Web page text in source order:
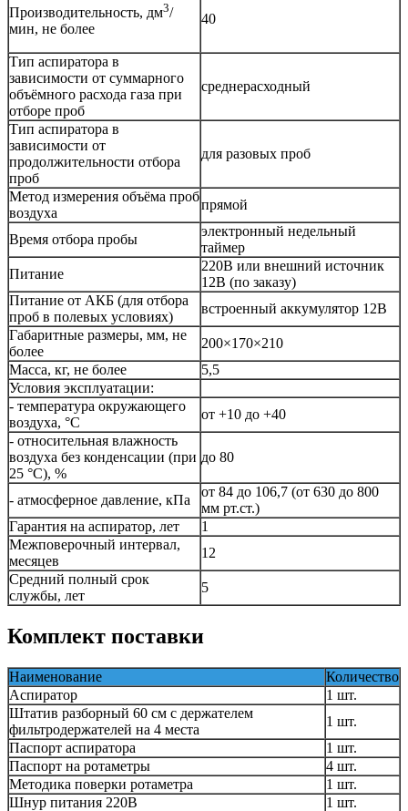
Производительность, дм3/
мин, не более
40
Тип аспиратора в
зависимости от суммарного
объёмного расхода газа при
отборе проб
среднерасходный
Тип аспиратора в
зависимости от
продолжительности отбора
проб
для разовых проб
Метод измерения объёма проб
воздуха
прямой
Время отбора пробы
электронный недельный
таймер
Питание
220В или внешний источник
12В (по заказу)
Питание от АКБ (для отбора
проб в полевых условиях)
встроенный аккумулятор 12В
Габаритные размеры, мм, не
более
200×170×210
Масса, кг, не более
5,5
Условия эксплуатации:
- температура окружающего
воздуха, °C
от +10 до +40
- относительная влажность
воздуха без конденсации (при
25 °C), %
до 80
- атмосферное давление, кПа
от 84 до 106,7 (от 630 до 800
мм рт.ст.)
Гарантия на аспиратор, лет
1
Межповерочный интервал,
месяцев
12
Средний полный срок
службы, лет
5
Комплект поставки
Наименование
Количество
Аспиратор
1 шт.
Штатив разборный 60 см с держателем
фильтродержателей на 4 места
1 шт.
Паспорт аспиратора
1 шт.
Паспорт на ротаметры
4 шт.
Методика поверки ротаметра
1 шт.
Шнур питания 220В
1 шт.